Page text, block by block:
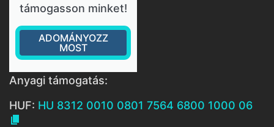
támogasson minket!
ADOMÁNYOZZ
MOST
Anyagi támogatás:
HUF: HU 8312 0010 0801 7564 6800 1000 06
